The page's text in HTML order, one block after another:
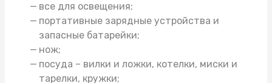
все для освещения;
портативные зарядные устройства и
запасные батарейки;
нож;
посуда – вилки и ложки, котелки, миски и
тарелки, кружки;